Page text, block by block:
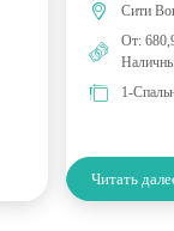
Сити
От:
1-
Читать